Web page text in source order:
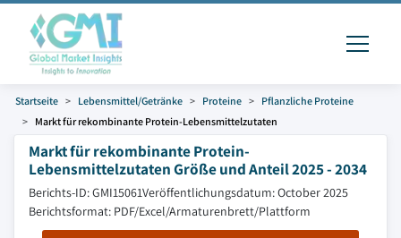
Startseite Lebensmittel/Getränke Proteine
Pflanzliche Proteine
Markt für rekombinante Protein-Lebensmittelzutaten
Markt für rekombinante Protein-
Lebensmittelzutaten Größe und Anteil 2025 - 2034
Berichts-ID: GMI15061Veröffentlichungsdatum: October 2025
Berichtsformat: PDF/Excel/Armaturenbrett/Plattform